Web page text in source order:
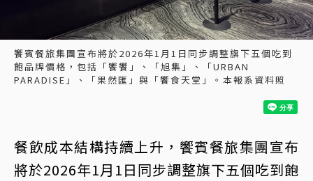
饗賓餐旅集團宣布將於2026年1月1日同步調整旗下五個吃到
飽品牌價格，包括「饗饗」、「旭集」、「URBAN
PARADISE」、「果然匯」與「饗食天堂」。本報系資料照
餐飲成本結構持續上升，饗賓餐旅集團宣布
將於2026年1月1日同步調整旗下五個吃到飽